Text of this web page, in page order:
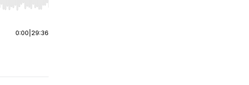
or end. Hold shift to jump forward or backward.
0:00 29:36